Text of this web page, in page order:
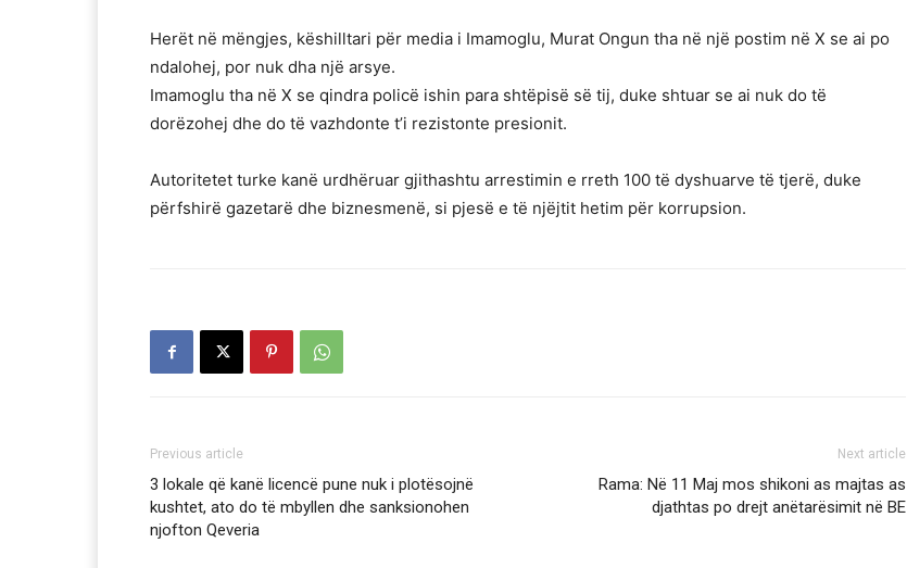
Herët në mëngjes, këshilltari për media i Imamoglu, Murat Ongun tha në një postim në X se ai po
ndalohej, por nuk dha një arsye.
Imamoglu tha në X se qindra policë ishin para shtëpisë së tij, duke shtuar se ai nuk do të
dorëzohej dhe do të vazhdonte t’i rezistonte presionit.
Autoritetet turke kanë urdhëruar gjithashtu arrestimin e rreth 100 të dyshuarve të tjerë, duke
përfshirë gazetarë dhe biznesmenë, si pjesë e të njëjtit hetim për korrupsion.
Previous article
3 lokale që kanë licencë pune nuk i plotësojnë
kushtet, ato do të mbyllen dhe sanksionohen
njofton Qeveria
Next article
Rama: Në 11 Maj mos shikoni as majtas as
djathtas po drejt anëtarësimit në BE